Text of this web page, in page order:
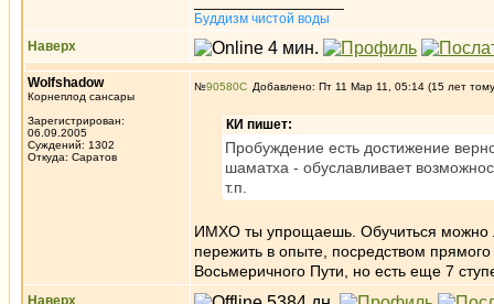
Буддизм чистой воды
Наверх
Wolfshadow
Корнеплод сансары
Зарегистрирован:
06.09.2005
Суждений: 1302
Откуда: Саратов
№90580 Добавлено: Пт 11 Мар 11, 05:14 (15 лет
КИ пишет:
Пробуждение есть достижение
шаматха - обуславливает
т.п.
ИМХО ты упрощаешь. Обучиться
пережить в опыте, посредством
Восьмеричного Пути, но есть еще 7
Наверх